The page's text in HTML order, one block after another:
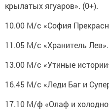
крылатых ягуаров». (0+).
10.00 М/с «София
11.05 М/с «Хранитель
13.00 М/с «Утиные
16.45 М/с «Леди Баг и
17.10 М/ф «Олаф и